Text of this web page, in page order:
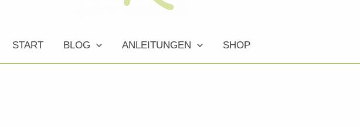
START BLOG ANLEITUNGEN SHOP